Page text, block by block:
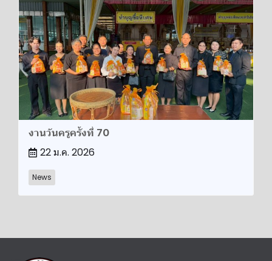
งานวันครูครั้งที่ 70
22 ม.ค. 2026
News